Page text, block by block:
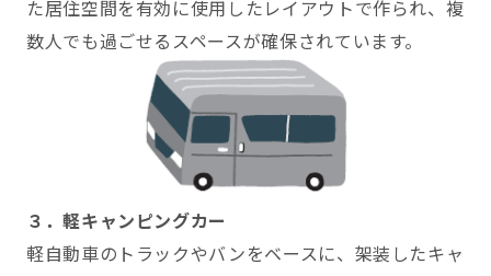
た居住空間を有効に使用したレイアウトで作られ、複
数人でも過ごせるスペースが確保されています。
３．軽キャンピングカー
軽自動車のトラックやバンをベースに、架装したキャ